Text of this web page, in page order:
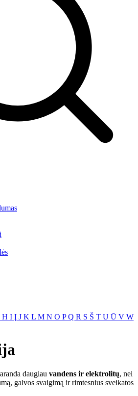
H I Į J K L M N O PQ R S Š T U Ū V W
daugiau vandens ir elektrolitų, nei
galvos svaigimą ir rimtesnius sveikatos